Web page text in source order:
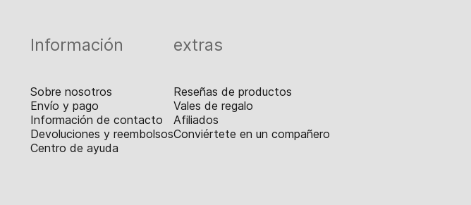
Información
Sobre nosotros
Envío y pago
Información de contacto
Devoluciones y reembolsos
Centro de ayuda
extras
Reseñas de productos
Vales de regalo
Afiliados
Conviértete en un compañero